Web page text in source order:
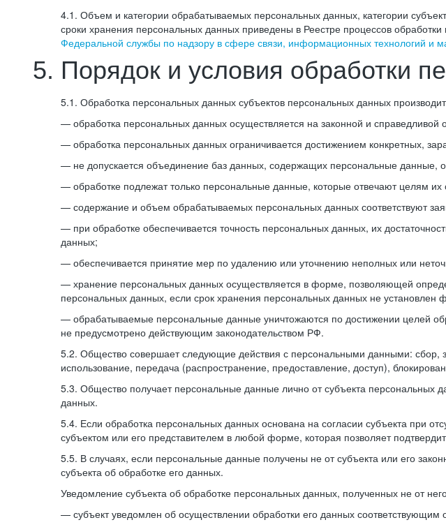
4.1. Объем и категории обрабатываемых персональных данных, категории
сроки хранения персональных данных приведены в Реестре процессов
Федеральной службы по надзору в сфере связи, информационных технологий и
5. Порядок и условия обработки
5.1. Обработка персональных данных субъектов персональных данных
— обработка персональных данных осуществляется на законной и справедливой
— обработка персональных данных ограничивается достижением конкретных,
— не допускается объединение баз данных, содержащих персональные данные,
— обработке подлежат только персональные данные, которые отвечают целям их
— содержание и объем обрабатываемых персональных данных соответствуют
— при обработке обеспечивается точность персональных данных, их
данных;
— обеспечивается принятие мер по удалению или уточнению неполных или
— хранение персональных данных осуществляется в форме, позволяющей
персональных данных, если срок хранения персональных данных не
— обрабатываемые персональные данные уничтожаются по достижении целей
не предусмотрено действующим законодательством РФ.
5.2. Общество совершает следующие действия с персональными данными: сбор,
использование, передача (распространение, предоставление, доступ),
5.3. Общество получает персональные данные лично от субъекта персональных
данных.
5.4. Если обработка персональных данных основана на согласии субъекта при
субъектом или его представителем в любой форме, которая позволяет
5.5. В случаях, если персональные данные получены не от субъекта или его
субъекта об обработке его данных.
Уведомление субъекта об обработке персональных данных, полученных не от
— субъект уведомлен об осуществлении обработки его данных соответствующим